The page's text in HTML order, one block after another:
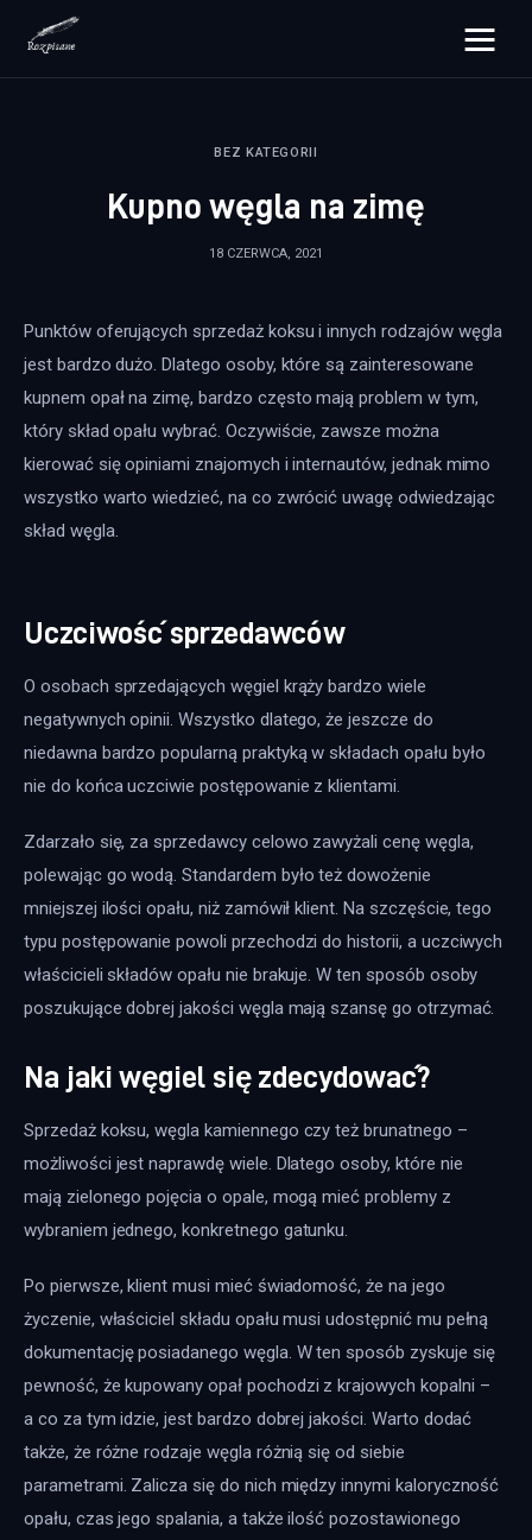
rozpisane.pl
Zdrowie
Dom i ogród
Więcej
BEZ KATEGORII
Kupno węgla na zimę
18 CZERWCA, 2021
Punktów oferujących sprzedaż koksu i innych rodzajów węgla
jest bardzo dużo. Dlatego osoby, które są zainteresowane
kupnem opał na zimę, bardzo często mają problem w tym,
który skład opału wybrać. Oczywiście, zawsze można
kierować się opiniami znajomych i internautów, jednak mimo
wszystko warto wiedzieć, na co zwrócić uwagę odwiedzając
skład węgla.
Uczciwość sprzedawców
O osobach sprzedających węgiel krąży bardzo wiele
negatywnych opinii. Wszystko dlatego, że jeszcze do
niedawna bardzo popularną praktyką w składach opału było
nie do końca uczciwie postępowanie z klientami.
Zdarzało się, za sprzedawcy celowo zawyżali cenę węgla,
polewając go wodą. Standardem było też dowożenie
mniejszej ilości opału, niż zamówił klient. Na szczęście, tego
typu postępowanie powoli przechodzi do historii, a uczciwych
właścicieli składów opału nie brakuje. W ten sposób osoby
poszukujące dobrej jakości węgla mają szansę go otrzymać.
Na jaki węgiel się zdecydować?
Sprzedaż koksu, węgla kamiennego czy też brunatnego –
możliwości jest naprawdę wiele. Dlatego osoby, które nie
mają zielonego pojęcia o opale, mogą mieć problemy z
wybraniem jednego, konkretnego gatunku.
Po pierwsze, klient musi mieć świadomość, że na jego
życzenie, właściciel składu opału musi udostępnić mu pełną
dokumentację posiadanego węgla. W ten sposób zyskuje się
pewność, że kupowany opał pochodzi z krajowych kopalni –
a co za tym idzie, jest bardzo dobrej jakości. Warto dodać
także, że różne rodzaje węgla różnią się od siebie
parametrami. Zalicza się do nich między innymi kaloryczność
opału, czas jego spalania, a także ilość pozostawionego